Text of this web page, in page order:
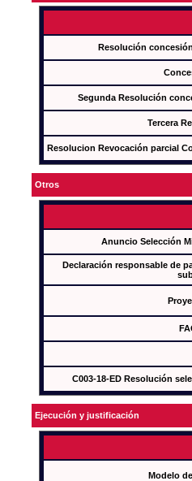
Resolución
Segunda Resolución
Tercera
Resolucion Revocación parcial
Otros
Anuncio Selección
Declaración responsable de
C003-18-ED Resolución
Ejecución y justificación
Modelo